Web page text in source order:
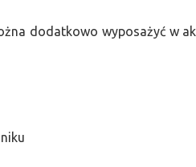
dodatkowo wyposażyć w